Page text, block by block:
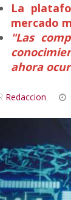
La
mercado
"Las
ahora
Redaccion,